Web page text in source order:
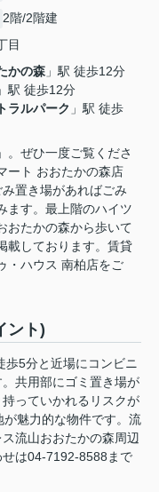
2階/2階建
目
かの森 」駅 徒歩12分
」駅 徒歩12分
ラルパーク 」駅 徒歩
。ぜひ一度ご覧くださ
ート おおたかの森店
置き場があればごみ
ます。最上階のハイツ
おたかの森から歩いて
載しております。賃貸
・ハウス 南柏店をご
ント)
歩5分と近場にコンビニ
共用部にゴミ置き場が
っていかれるリスクが
魅力的な物件です。流
流山おおたかの森周辺
は04-7192-8588まで